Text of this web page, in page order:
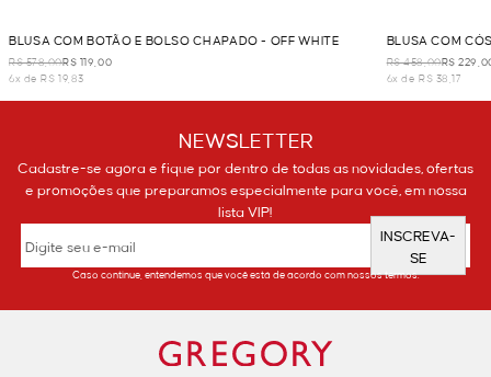
BLUSA COM BOTÃO E BOLSO CHAPADO - OFF WHITE
R$ 578,00R$ 119,00
6x de R$ 19,83
BLUSA COM
R$ 458,00R$
6x de R$ 38,17
NEWSLETTER
Cadastre-se agora e fique por dentro de todas as novidades, ofertas
e promoções que preparamos especialmente para você, em nossa
lista VIP!
INSCREVA-
SE
Caso continue, entendemos que você está de acordo com nossos termos.